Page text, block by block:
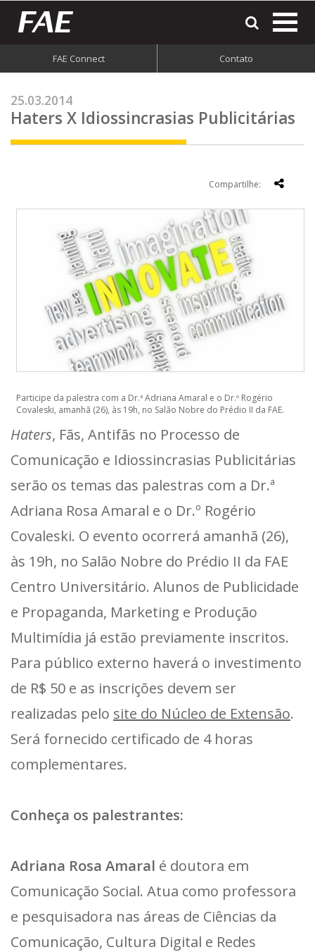
FAE Connect Contato
25.03.2014
Haters X Idiossincrasias Publicitárias
Compartilhe:
Participe da palestra com a Dr.ª Adriana Amaral e o Dr.º Rogério
Covaleski, amanhã (26), às 19h, no Salão Nobre do Prédio II da FAE.
Haters, Fãs, Antifãs no Processo de
Comunicação e Idiossincrasias Publicitárias
serão os temas das palestras com a Dr.ª
Adriana Rosa Amaral e o Dr.º Rogério
Covaleski. O evento ocorrerá amanhã (26),
às 19h, no Salão Nobre do Prédio II da FAE
Centro Universitário. Alunos de Publicidade
e Propaganda, Marketing e Produção
Multimídia já estão previamente inscritos.
Para público externo haverá o investimento
de R$ 50 e as inscrições devem ser
realizadas pelo site do Núcleo de Extensão.
Será fornecido certificado de 4 horas
complementares.
Conheça os palestrantes:
Adriana Rosa Amaral é doutora em
Comunicação Social. Atua como professora
e pesquisadora nas áreas de Ciências da
Comunicação, Cultura Digital e Redes